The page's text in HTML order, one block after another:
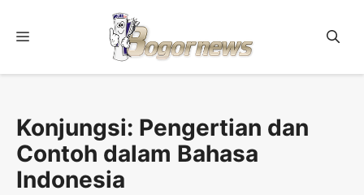
Menu
Konjungsi: Pengertian dan
Contoh dalam Bahasa
Indonesia